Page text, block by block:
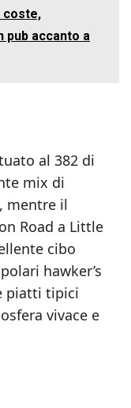
coste,
pub accanto a
al 382 di
mix di
mentre il
Road a Little
cibo
hawker’s
piatti tipici
vivace e